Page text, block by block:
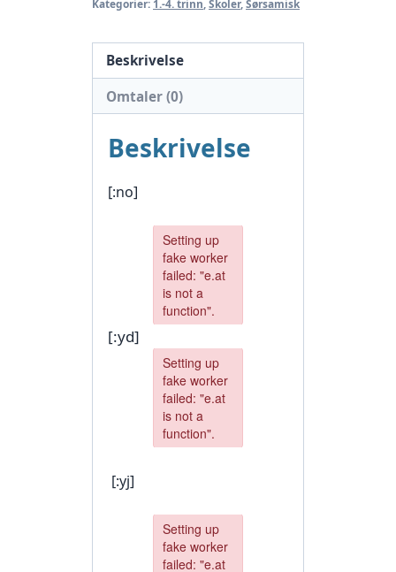
Kategorier: 1.-4. trinn Skoler, Sørsamisk
Beskrivelse
Omtaler (0)
Beskrivelse
[:no]
[:yd]
[:yj]